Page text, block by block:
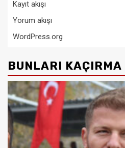
Kayıt akışı
Yorum akışı
WordPress.org
BUNLARI KAÇIRMA